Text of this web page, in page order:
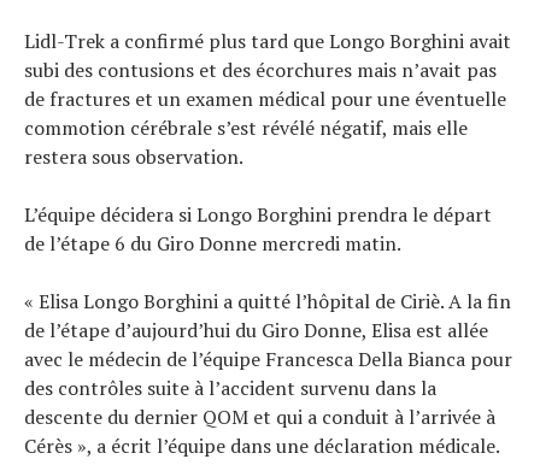
Lidl-Trek a confirmé plus tard que Longo Borghini avait
subi des contusions et des écorchures mais n’avait pas
de fractures et un examen médical pour une éventuelle
commotion cérébrale s’est révélé négatif, mais elle
restera sous observation.
L’équipe décidera si Longo Borghini prendra le départ
de l’étape 6 du Giro Donne mercredi matin.
« Elisa Longo Borghini a quitté l’hôpital de Ciriè. A la fin
de l’étape d’aujourd’hui du Giro Donne, Elisa est allée
avec le médecin de l’équipe Francesca Della Bianca pour
des contrôles suite à l’accident survenu dans la
descente du dernier QOM et qui a conduit à l’arrivée à
Cérès », a écrit l’équipe dans une déclaration médicale.